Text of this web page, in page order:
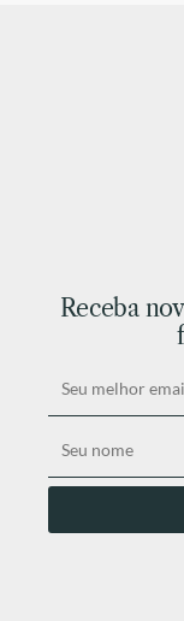
Receba